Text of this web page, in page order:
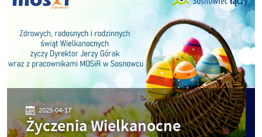
2025-04-17
Życzenia Wielkanocne